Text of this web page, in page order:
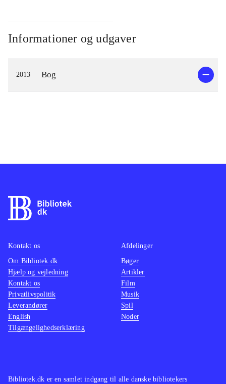
Informationer og udgaver
2013 Bog
Bibliotek.dk er en samlet indgang til alle danske bibliotekers
Kontakt os
Om Bibliotek.dk
Hjælp og vejledning
Kontakt os
Privatlivspolitik
Leverandører
English
Tilgængelighedserklæring
Afdelinger
Bøger
Artikler
Film
Musik
Spil
Noder